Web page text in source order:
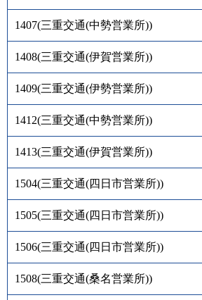
1407(三重交通(中勢営業所))
1408(三重交通(伊賀営業所))
1409(三重交通(伊勢営業所))
1412(三重交通(中勢営業所))
1413(三重交通(伊賀営業所))
1504(三重交通(四日市営業所))
1505(三重交通(四日市営業所))
1506(三重交通(四日市営業所))
1508(三重交通(桑名営業所))